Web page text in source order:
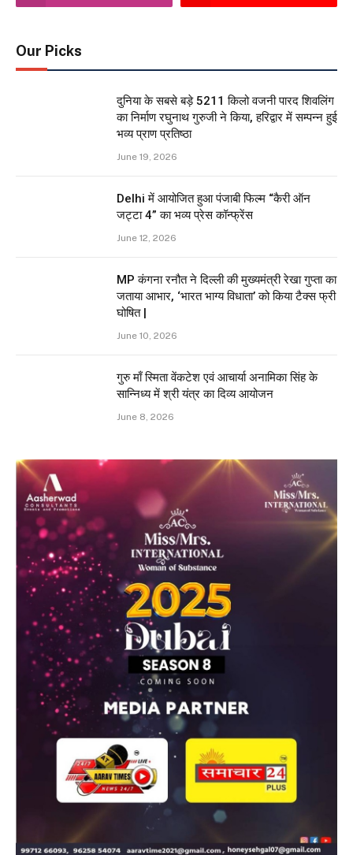
Our Picks
दुनिया के सबसे बड़े 5211 किलो वजनी पारद शिवलिंग
का निर्माण रघुनाथ गुरुजी ने किया, हरिद्वार में सम्पन्न हुई
भव्य प्राण प्रतिष्ठा
June 19, 2026
Delhi में आयोजित हुआ पंजाबी फिल्म “कैरी ऑन
जट्टा 4” का भव्य प्रेस कॉन्फ्रेंस
June 12, 2026
MP कंगना रनौत ने दिल्ली की मुख्यमंत्री रेखा गुप्ता का
जताया आभार, ‘भारत भाग्य विधाता’ को किया टैक्स फ्री
घोषित |
June 10, 2026
गुरु माँ स्मिता वेंकटेश एवं आचार्या अनामिका सिंह के
सान्निध्य में श्री यंत्र का दिव्य आयोजन
June 8, 2026